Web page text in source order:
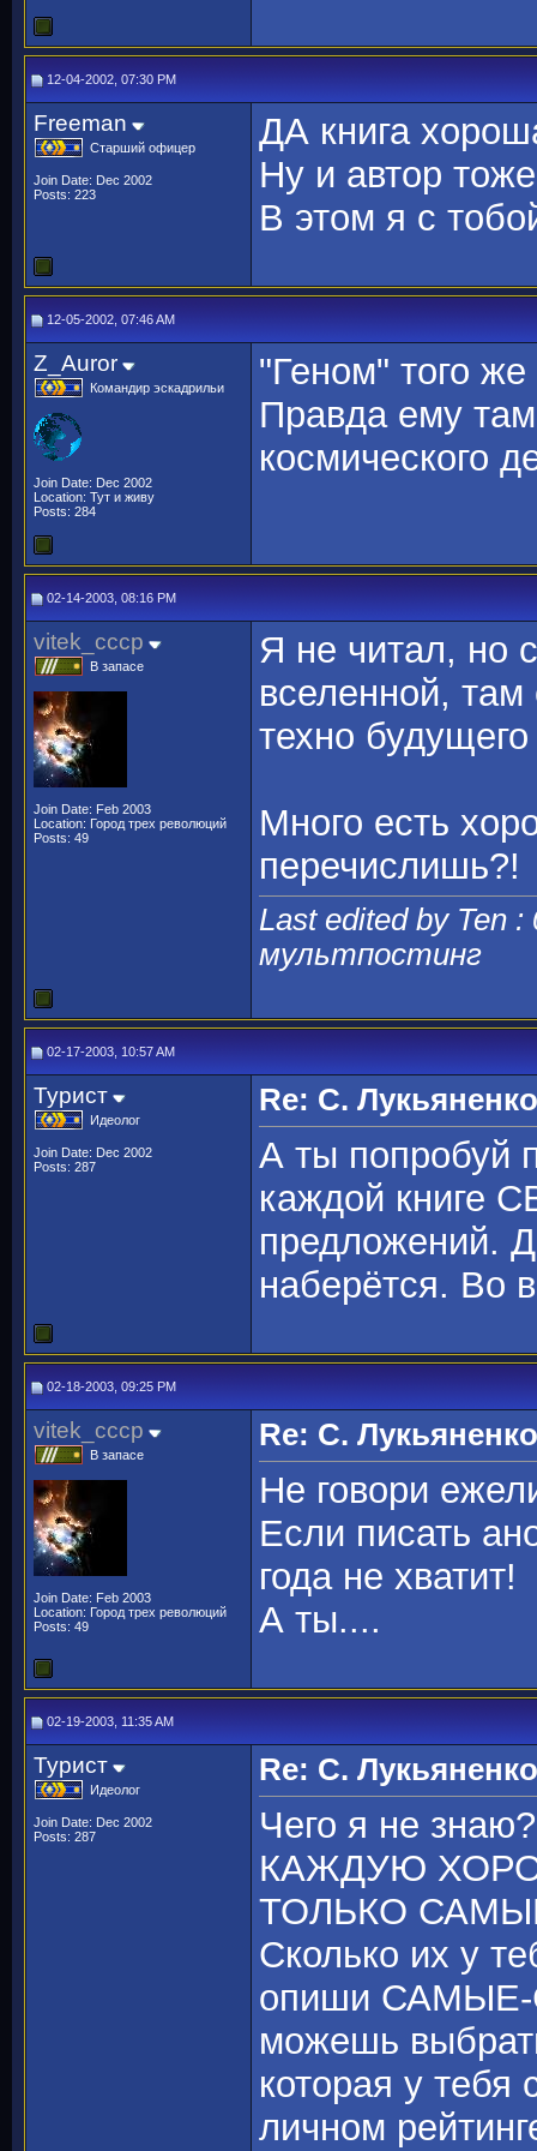
12-04-2002, 07:30 PM
Freeman
Старший офицер
Join Date: Dec 2002
Posts: 223
ДА книга
Ну и автор
В этом я с
12-05-2002, 07:46 AM
Z_Auror
Командир эскадрильи
Join Date: Dec 2002
Location: Тут и живу
Posts: 284
"Геном" того
Правда ему там
космического
02-14-2003, 08:16 PM
vitek_cccp
В запасе
Join Date: Feb 2003
Location: Город трех революций
Posts: 49
Я не читал, но
вселенной, там
техно
Много есть
перечислишь?!
Last edited by Ten
мультпостинг
02-17-2003, 10:57 AM
Турист
Идеолог
Join Date: Dec 2002
Posts: 287
Re: С.
А ты
каждой книге
предложений.
наберётся. Во
02-18-2003, 09:25 PM
vitek_cccp
В запасе
Join Date: Feb 2003
Location: Город трех революций
Posts: 49
Re: С.
Не говори
Если писать
года не хватит!
А ты....
02-19-2003, 11:35 AM
Турист
Идеолог
Join Date: Dec 2002
Posts: 287
Re: С.
Чего я не
КАЖДУЮ
ТОЛЬКО
Сколько их у
опиши
можешь
которая у тебя
личном